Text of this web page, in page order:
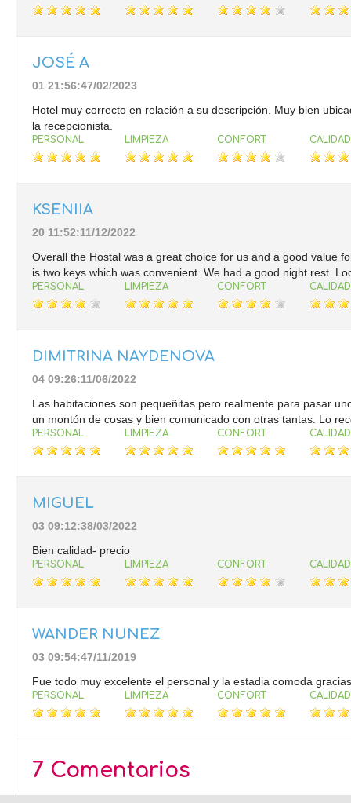
JOSÉ A
01 21:56:47/02/2023
Hotel muy correcto en relación a su descripción. Muy bien
la recepcionista.
PERSONAL LIMPIEZA CONFORT
KSENIIA
20 11:52:11/12/2022
Overall the Hostal was a great choice for us and a good value
is two keys which was convenient. We had a good night rest.
PERSONAL LIMPIEZA CONFORT
DIMITRINA NAYDENOVA
04 09:26:11/06/2022
Las habitaciones son pequeñitas pero realmente para pasar
un montón de cosas y bien comunicado con otras tantas. Lo
PERSONAL LIMPIEZA CONFORT
MIGUEL
03 09:12:38/03/2022
Bien calidad- precio
PERSONAL LIMPIEZA CONFORT
WANDER NUNEZ
03 09:54:47/11/2019
Fue todo muy excelente el personal y la estadia comoda gracias
PERSONAL LIMPIEZA CONFORT
7 Comentarios